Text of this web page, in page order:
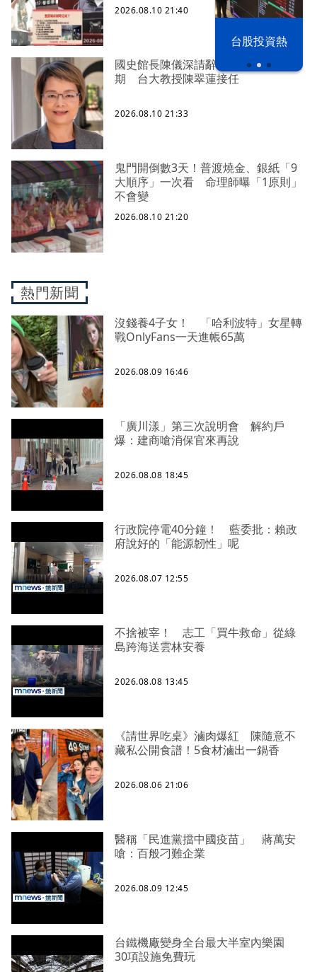
台股投資熱
2026.08.10 21:40
國史館長陳儀深請辭獲准！結束7年任
期 台大教授陳翠蓮接任
2026.08.10 21:33
鬼門開倒數3天！普渡燒金、銀紙「9
大順序」一次看 命理師曝「1原則」
不會變
2026.08.10 21:20
熱門新聞
沒錢養4子女！ 「哈利波特」女星轉
戰OnlyFans一天進帳65萬
2026.08.09 16:46
「廣川漾」第三次說明會 解約戶
爆：建商嗆消保官來再說
2026.08.08 18:45
行政院停電40分鐘！ 藍委批：賴政
府說好的「能源韌性」呢
2026.08.07 12:55
不捨被宰！ 志工「買牛救命」從綠
島跨海送雲林安養
2026.08.08 13:45
《請世界吃桌》滷肉爆紅 陳隨意不
藏私公開食譜！5食材滷出一鍋香
2026.08.06 21:06
醫稱「民進黨擋中國疫苗」 蔣萬安
嗆：百般刁難企業
2026.08.09 12:45
台鐵機廠變身全台最大半室內樂園
30項設施免費玩